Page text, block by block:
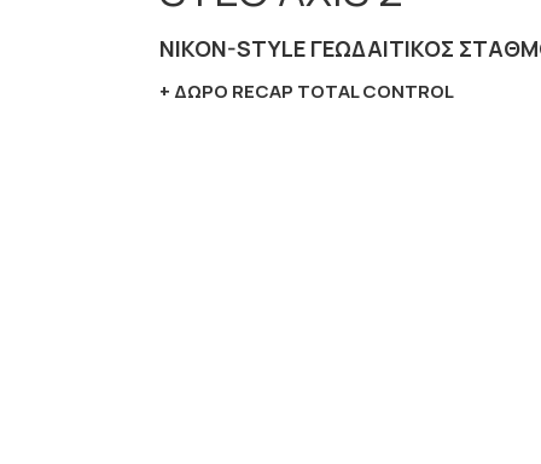
NIKON-STYLE ΓΕΩΔΑΙΤΙΚΌΣ
+ ΔΩΡΟ RECAP TOTAL CONTROL